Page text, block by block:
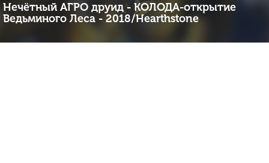
Нечётный АГРО друид - КОЛОДА-открытие
Ведьминого Леса - 2018/Hearthstone